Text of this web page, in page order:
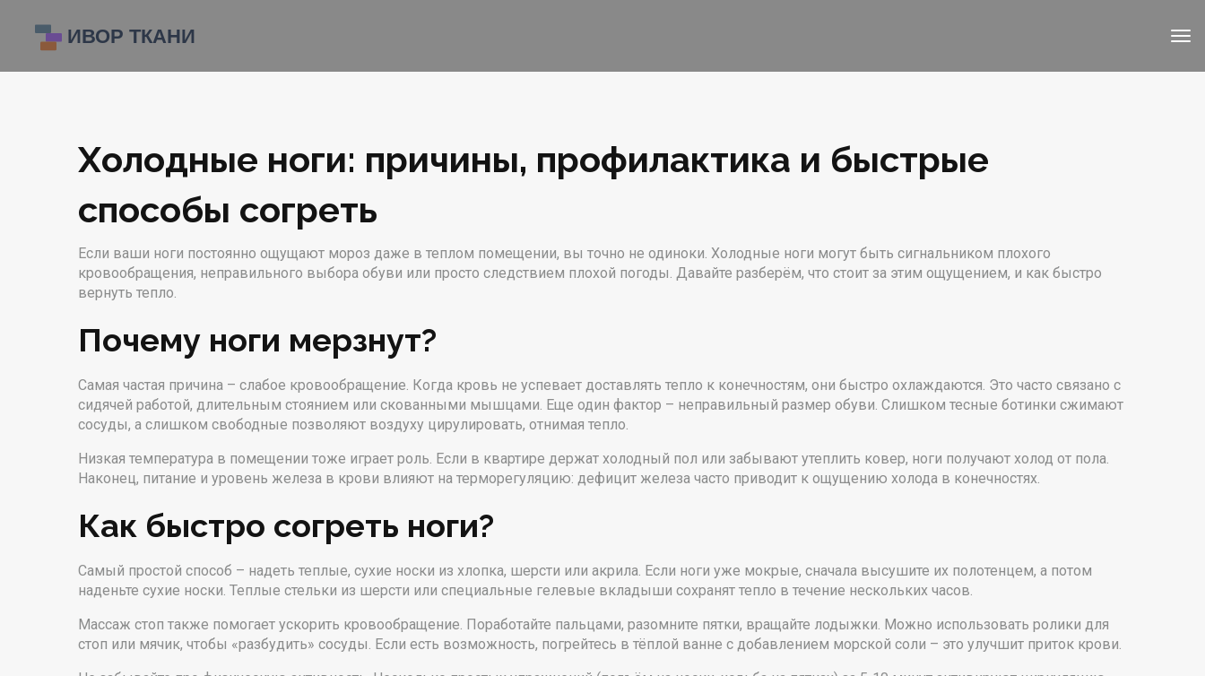
Холодные ноги: причины, профилактика и быстрые
способы согреть
Если ваши ноги постоянно ощущают мороз даже в теплом помещении, вы точно не одиноки. Холодные ноги могут быть сигнальником плохого
кровообращения, неправильного выбора обуви или просто следствием плохой погоды. Давайте разберём, что стоит за этим ощущением, и как быстро
вернуть тепло.
Почему ноги мерзнут?
Самая частая причина – слабое кровообращение. Когда кровь не успевает доставлять тепло к конечностям, они быстро охлаждаются. Это часто связано с
сидячей работой, длительным стоянием или скованными мышцами. Еще один фактор – неправильный размер обуви. Слишком тесные ботинки сжимают
сосуды, а слишком свободные позволяют воздуху цирулировать, отнимая тепло.
Низкая температура в помещении тоже играет роль. Если в квартире держат холодный пол или забывают утеплить ковер, ноги получают холод от пола.
Наконец, питание и уровень железа в крови влияют на терморегуляцию: дефицит железа часто приводит к ощущению холода в конечностях.
Как быстро согреть ноги?
Самый простой способ – надеть теплые, сухие носки из хлопка, шерсти или акрила. Если ноги уже мокрые, сначала высушите их полотенцем, а потом
наденьте сухие носки. Теплые стельки из шерсти или специальные гелевые вкладыши сохранят тепло в течение нескольких часов.
Массаж стоп также помогает ускорить кровообращение. Поработайте пальцами, разомните пятки, вращайте лодыжки. Можно использовать ролики для
стоп или мячик, чтобы «разбудить» сосуды. Если есть возможность, погрейтесь в тёплой ванне с добавлением морской соли – это улучшит приток крови.